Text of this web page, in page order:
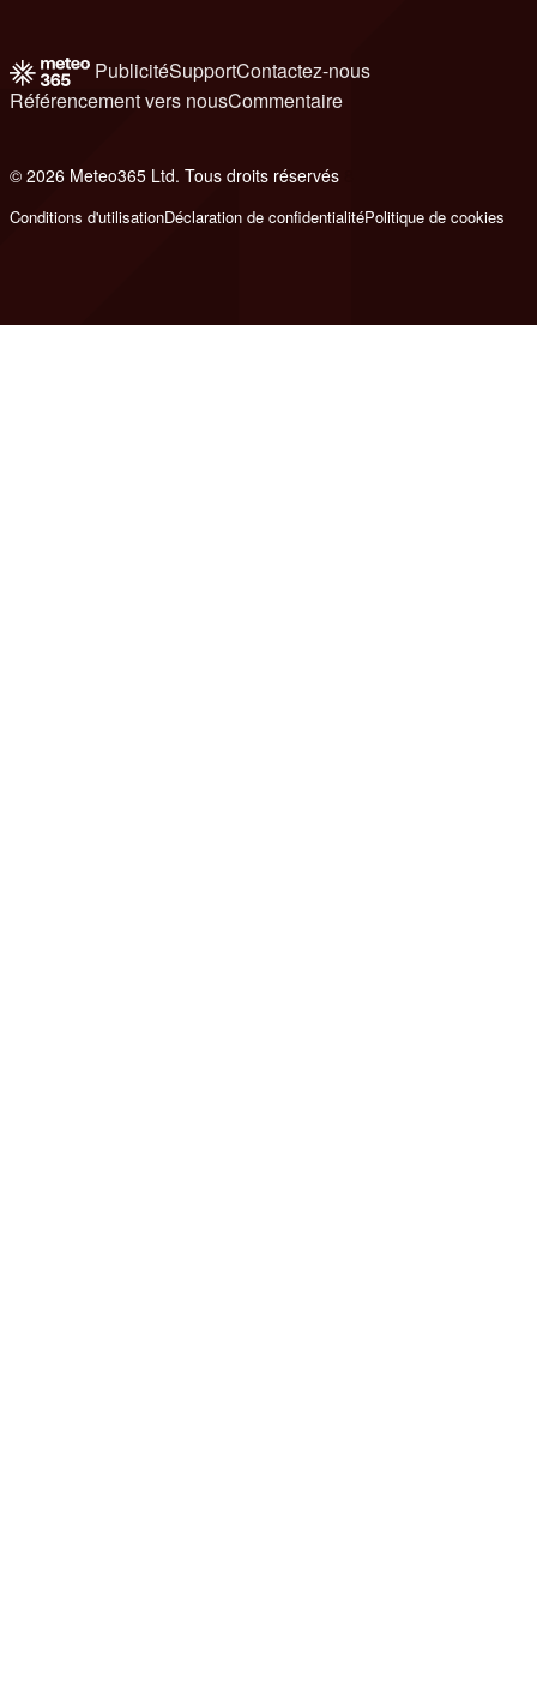
PublicitéSupportContactez-nous
Référencement vers nousCommentaire
© 2026 Meteo365 Ltd. Tous droits réservés
Conditions d'utilisationDéclaration de confidentialitéPolitique de cookies